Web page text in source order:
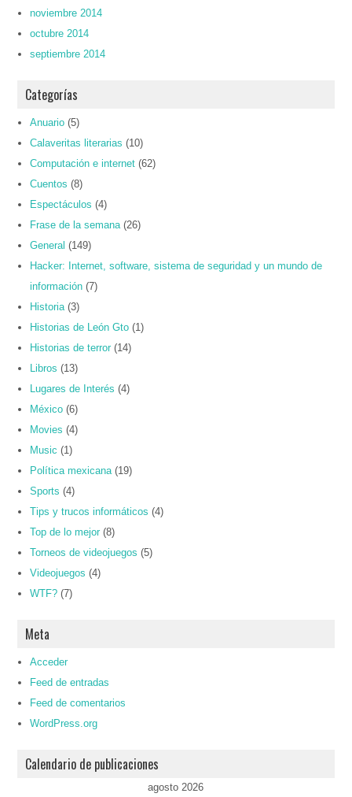
noviembre 2014
octubre 2014
septiembre 2014
Categorías
Anuario (5)
Calaveritas literarias (10)
Computación e internet (62)
Cuentos (8)
Espectáculos (4)
Frase de la semana (26)
General (149)
Hacker: Internet, software, sistema de seguridad y un mundo de
información (7)
Historia (3)
Historias de León Gto (1)
Historias de terror (14)
Libros (13)
Lugares de Interés (4)
México (6)
Movies (4)
Music (1)
Política mexicana (19)
Sports (4)
Tips y trucos informáticos (4)
Top de lo mejor (8)
Torneos de videojuegos (5)
Videojuegos (4)
WTF? (7)
Meta
Acceder
Feed de entradas
Feed de comentarios
WordPress.org
Calendario de publicaciones
agosto 2026